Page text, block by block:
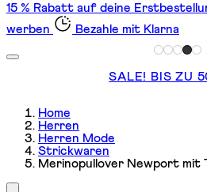
15 % Rabatt auf deine
werben
Bezahle mit Klarna
SALE! BIS ZU
Home
Herren
Herren Mode
Strickwaren
Merinopullover Newport mit